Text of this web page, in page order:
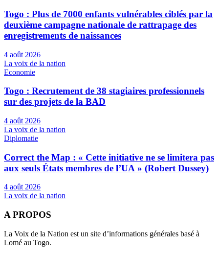
Togo : Plus de 7000 enfants vulnérables ciblés par la
deuxième campagne nationale de rattrapage des
enregistrements de naissances
4 août 2026
La voix de la nation
Economie
Togo : Recrutement de 38 stagiaires professionnels
sur des projets de la BAD
4 août 2026
La voix de la nation
Diplomatie
Correct the Map : « Cette initiative ne se limitera pas
aux seuls États membres de l’UA » (Robert Dussey)
4 août 2026
La voix de la nation
A PROPOS
La Voix de la Nation est un site d’informations générales basé à
Lomé au Togo.